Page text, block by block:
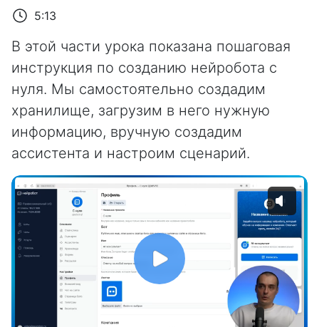
5:13
В этой части урока показана пошаговая
инструкция по созданию нейробота с
нуля. Мы самостоятельно создадим
хранилище, загрузим в него нужную
информацию, вручную создадим
ассистента и настроим сценарий.